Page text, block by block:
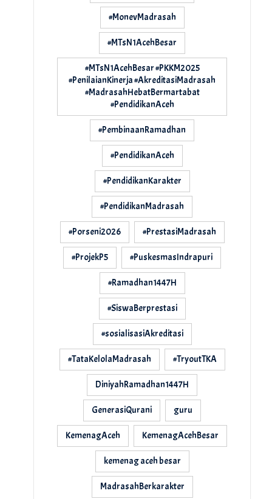
#MonevMadrasah
#MTsN1AcehBesar
#MTsN1AcehBesar #PKKM2025
#PenilaianKinerja #AkreditasiMadrasah
#MadrasahHebatBermartabat
#PendidikanAceh
#PembinaanRamadhan
#PendidikanAceh
#PendidikanKarakter
#PendidikanMadrasah
#Porseni2026 #PrestasiMadrasah
#ProjekP5 #PuskesmasIndrapuri
#Ramadhan1447H
#SiswaBerprestasi
#sosialisasiAkreditasi
#TataKelolaMadrasah #TryoutTKA
DiniyahRamadhan1447H
GenerasiQurani guru
KemenagAceh KemenagAcehBesar
kemenag aceh besar
MadrasahBerkarakter